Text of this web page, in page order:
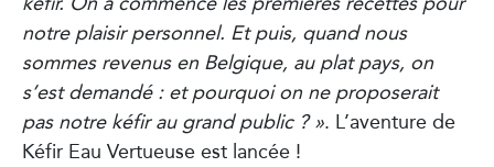
notre plaisir personnel. Et puis, quand nous
sommes revenus en Belgique, au plat pays, on
s’est demandé : et pourquoi on ne proposerait
pas notre kéfir au grand public ? ». L’aventure de
Kéfir Eau Vertueuse est lancée !